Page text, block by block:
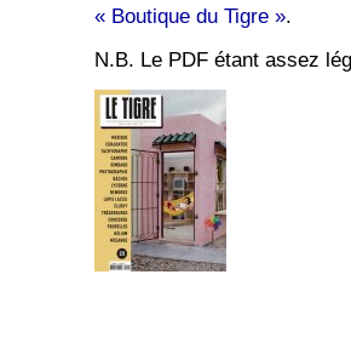
« Boutique du Tigre ».
N.B. Le PDF étant assez